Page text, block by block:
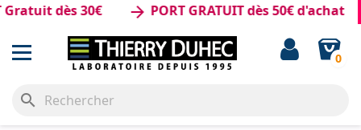
dès 30€ arrow_forwardPORT GRATUIT dès 50€ d'achat
0
search